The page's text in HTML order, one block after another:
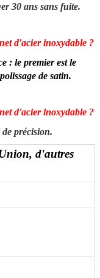
30 ans sans fuite.
d'acier inoxydable ?
: le premier est le
de satin.
d'acier inoxydable ?
précision.
d'autres